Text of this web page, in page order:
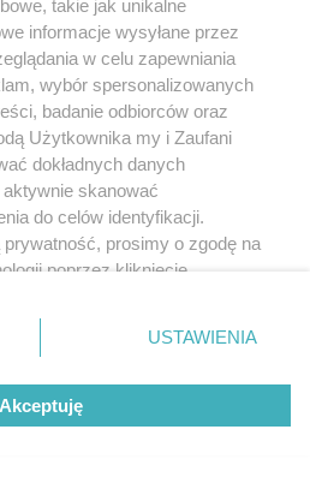
takie jak unikalne
informacje wysyłane przez
w celu zapewniania
wybór spersonalizowanych
badanie odbiorców oraz
Użytkownika my i Zaufani
dokładnych danych
skanować
do celów identyfikacji.
prosimy o zgodę na
poprzez kliknięcie
przycisk ustawień prywatności
rogu strony
nie wymagają zgody
sprzeciwić się takiemu
będą miały zastosowanie tylko
USTAWIENIA
Akceptuję